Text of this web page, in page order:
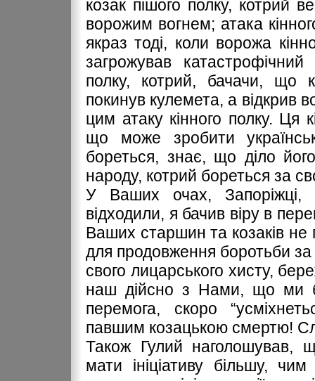
козак пішого полку, котрий
ворожим вогнем; атака
якраз тоді, коли ворожа
загрожував
полку, котрий, бачачи, що
покинув кулемета, а відкрив
цим атаку кінного полку. Ця
що може зробити
бореться, знає, що діло
народу, котрий бореться за
У Ваших очах, Запоріжці,
відходили, я бачив віру в
Ваших старшин та козаків
для продовження боротьби
свого лицарського хисту,
наш дійсно з Нами, що ми
перемога, скоро
павшим козацькою смертю!
Також Гулий наголошував,
мати ініціативу більшу,